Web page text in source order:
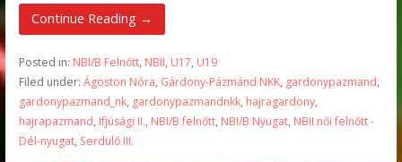
Continue Reading →
Posted in: NBI/B Felnőtt, NBII, U17, U19
Filed under: Ágoston Nóra, Gárdony-Pázmánd NKK, gardonypazmand,
gardonypazmand_nk, gardonypazmandnkk, hajragardony,
hajrapazmand, Ifjúsági II., NBI/B felnőtt, NBI/B Nyugat, NBII női felnőtt -
Dél-nyugat, Serdülő III.